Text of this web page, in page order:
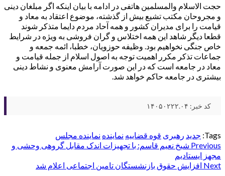
حجت الاسلام والمسلمین هاتفی در ادامه با بیان اینکه اگر مبلغان دینی
و مجروحان مکتب تشیع بیش از گذشته، موضوع اعتقاد به معاد و
قیامت را برای مدیران کشور و همه آحاد مردم دایما متذکر شوند
قطعا دیگر شاهد این همه اختلاس و گران فروشی به ویژه در شرایط
خاص جنگی نخواهیم بود. وظیفه حوزویان، خطبا، ائمه جمعه و
جماعات تذکر مکرر اهمیت توجه به اصول اسلام از جمله قیامت و
معاد در جامعه است که در این صورت آرامش معنوی و نشاط دینی
بیشتری در جامعه حاکم خواهد شد.
کد خبر: ۱۴۰۵۰۲۲۲.۰۴
Tags: جدید رهبری قوه قضاییه نماینده نماینده مجلس
Post
navigation
Previous شیخ نعیم قاسم: با تجهیزات اندک مقابل گروهی وحشی و
مجهز ایستادیم
Next افزایش حقوق بازنشستگان تامین اجتماعی اعلام شد